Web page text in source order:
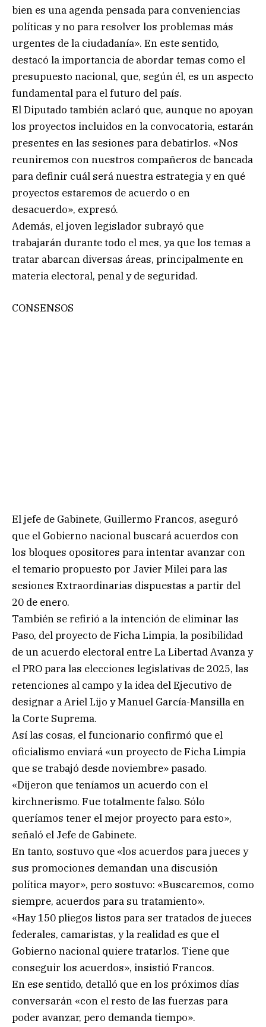
bien es una agenda pensada para conveniencias
políticas y no para resolver los problemas más
urgentes de la ciudadanía». En este sentido,
destacó la importancia de abordar temas como el
presupuesto nacional, que, según él, es un aspecto
fundamental para el futuro del país.
El Diputado también aclaró que, aunque no apoyan
los proyectos incluidos en la convocatoria, estarán
presentes en las sesiones para debatirlos. «Nos
reuniremos con nuestros compañeros de bancada
para definir cuál será nuestra estrategia y en qué
proyectos estaremos de acuerdo o en
desacuerdo», expresó.
Además, el joven legislador subrayó que
trabajarán durante todo el mes, ya que los temas a
tratar abarcan diversas áreas, principalmente en
materia electoral, penal y de seguridad.
CONSENSOS
El jefe de Gabinete, Guillermo Francos, aseguró
que el Gobierno nacional buscará acuerdos con
los bloques opositores para intentar avanzar con
el temario propuesto por Javier Milei para las
sesiones Extraordinarias dispuestas a partir del
20 de enero.
También se refirió a la intención de eliminar las
Paso, del proyecto de Ficha Limpia, la posibilidad
de un acuerdo electoral entre La Libertad Avanza y
el PRO para las elecciones legislativas de 2025, las
retenciones al campo y la idea del Ejecutivo de
designar a Ariel Lijo y Manuel García-Mansilla en
la Corte Suprema.
Así las cosas, el funcionario confirmó que el
oficialismo enviará «un proyecto de Ficha Limpia
que se trabajó desde noviembre» pasado.
«Dijeron que teníamos un acuerdo con el
kirchnerismo. Fue totalmente falso. Sólo
queríamos tener el mejor proyecto para esto»,
señaló el Jefe de Gabinete.
En tanto, sostuvo que «los acuerdos para jueces y
sus promociones demandan una discusión
política mayor», pero sostuvo: «Buscaremos, como
siempre, acuerdos para su tratamiento».
«Hay 150 pliegos listos para ser tratados de jueces
federales, camaristas, y la realidad es que el
Gobierno nacional quiere tratarlos. Tiene que
conseguir los acuerdos», insistió Francos.
En ese sentido, detalló que en los próximos días
conversarán «con el resto de las fuerzas para
poder avanzar, pero demanda tiempo».